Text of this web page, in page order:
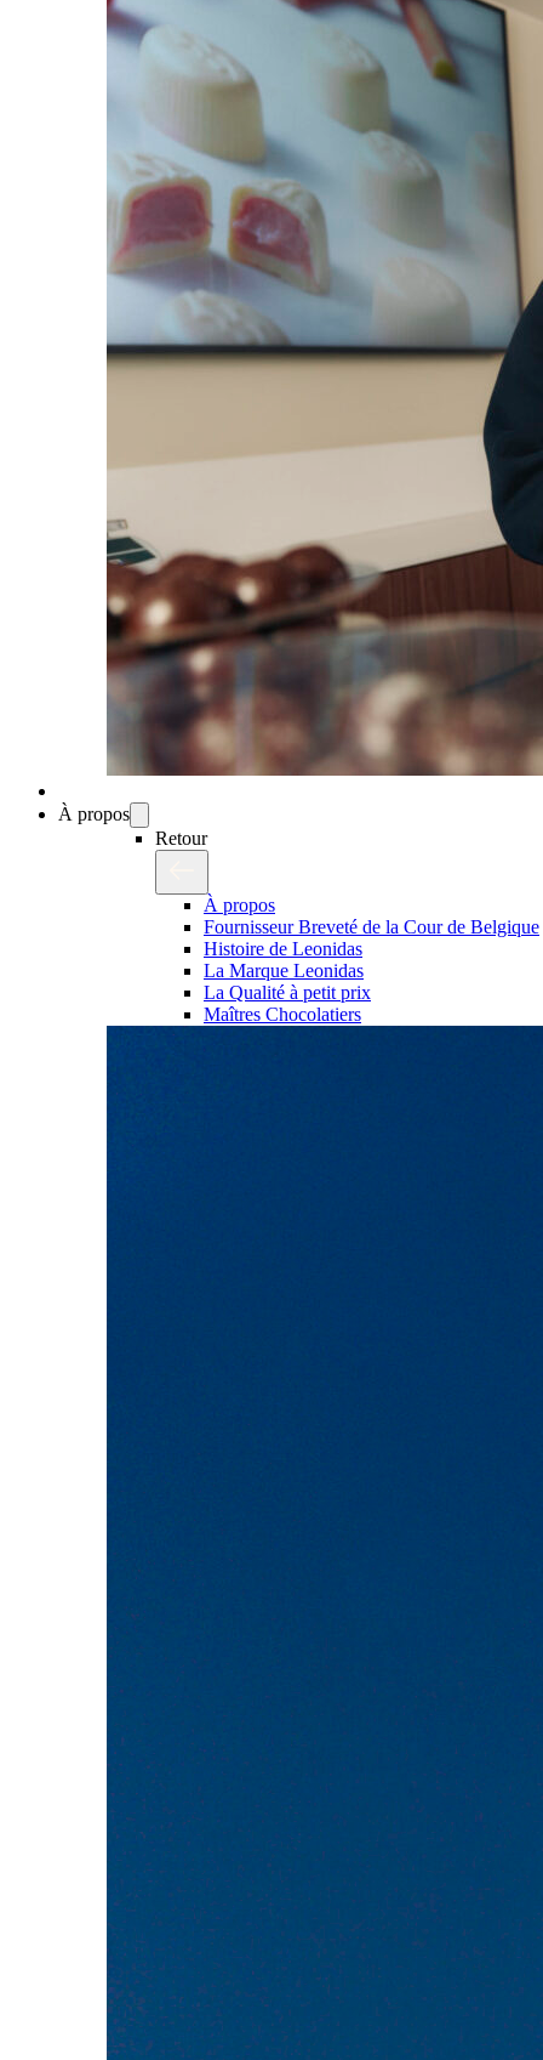
À propos
Retour
À propos
Fournisseur Breveté de la Cour de Belgique
Histoire de Leonidas
La Marque Leonidas
La Qualité à petit prix
Maîtres Chocolatiers